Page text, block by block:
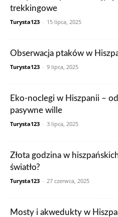
trekkingowe
Turysta123 - 15 lipca, 2025
Obserwacja ptaków w
Turysta123 - 9 lipca, 2025
Eko-noclegi w Hiszpanii –
pasywne wille
Turysta123 - 3 lipca, 2025
Złota godzina w
światło?
Turysta123 - 27 czerwca, 2025
Mosty i akwedukty w